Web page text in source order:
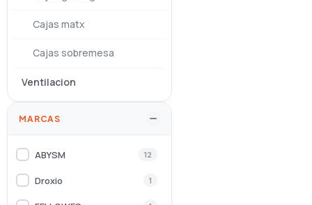
Cajas matx
Cajas sobremesa
Ventilacion
MARCAS
ABYSM 12
Droxio 1